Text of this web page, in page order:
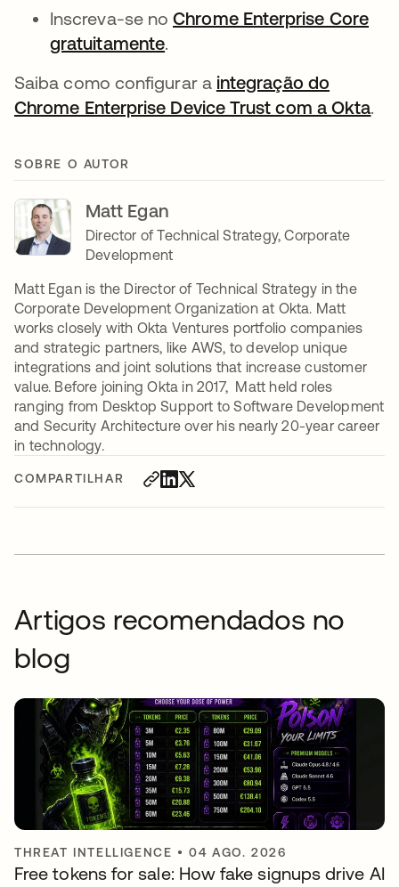
COMPARTILHAR
Inscreva-se noChrome Enterprise Core
gratuitamenteabre em uma nova guia
.
Saiba como configurar a integração do
Chrome Enterprise Device Trust com a Okta.
SOBRE O AUTOR
Matt Egan
Director of Technical Strategy, Corporate
Development
Matt Egan is the Director of Technical Strategy in the
Corporate Development Organization at Okta. Matt
works closely with Okta Ventures portfolio companies
and strategic partners, like AWS, to develop unique
integrations and joint solutions that increase customer
value. Before joining Okta in 2017, Matt held roles
ranging from Desktop Support to Software Development
and Security Architecture over his nearly 20-year career
in technology.
Artigos recomendados no
blog
THREAT INTELLIGENCE •04 AGO. 2026
Free tokens for sale: How fake signups drive AI